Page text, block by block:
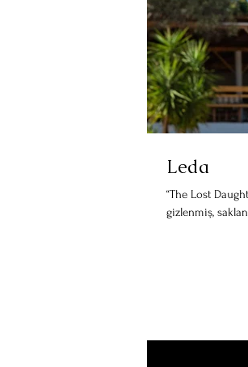
Leda
“The Lost
gizlenmiş,